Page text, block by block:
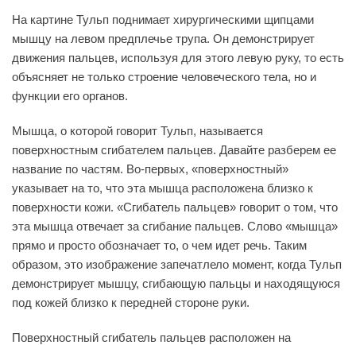
На картине Тульп поднимает хирургическими щипцами
мышцу на левом предплечье трупа. Он демонстрирует
движения пальцев, используя для этого левую руку, то есть
объясняет не только строение человеческого тела, но и
функции его органов.
Мышца, о которой говорит Тульп, называется
поверхностным сгибателем пальцев. Давайте разберем ее
название по частям. Во-первых, «поверхностный»
указывает на то, что эта мышца расположена близко к
поверхности кожи. «Сгибатель пальцев» говорит о том, что
эта мышца отвечает за сгибание пальцев. Слово «мышца»
прямо и просто обозначает то, о чем идет речь. Таким
образом, это изображение запечатлело момент, когда Тульп
демонстрирует мышцу, сгибающую пальцы и находящуюся
под кожей близко к передней стороне руки.
Поверхностный сгибатель пальцев расположен на